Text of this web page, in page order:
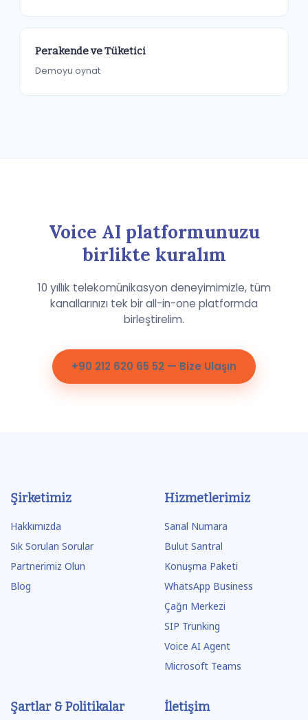
Perakende ve Tüketici
Demoyu oynat
Voice AI platformunuzu
birlikte kuralım
10 yıllık telekomünikasyon deneyimimizle, tüm
kanallarınızı tek bir all-in-one platformda
birleştirelim.
+90 212 620 65 52 — Bize Ulaşın
Şirketimiz
Hakkımızda
Sık Sorulan Sorular
Partnerimiz Olun
Blog
Hizmetlerimiz
Sanal Numara
Bulut Santral
Konuşma Paketi
WhatsApp Business
Çağrı Merkezi
SIP Trunking
Voice AI Agent
Microsoft Teams
Şartlar & Politikalar İletişim